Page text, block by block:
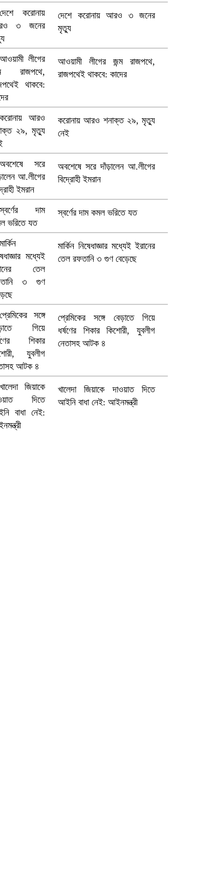
হলিউডে নতুন প্রেমের গুঞ্জন
দেশে করোনায় আরও ৩ জনের
মৃত্যু
আওয়ামী লীগের জন্ম রাজপথে,
রাজপথেই থাকবে: কাদের
করোনায় আরও শনাক্ত ২৯, মৃত্যু
নেই
অবশেষে সরে দাঁড়ালেন আ.লীগের
বিদ্রোহী ইমরান
স্বর্ণের দাম কমল ভরিতে যত
মার্কিন নিষেধাজ্ঞার মধ্যেই ইরানের
তেল রফতানি ৩ গুণ বেড়েছে
প্রেমিকের সঙ্গে বেড়াতে গিয়ে
ধর্ষণের শিকার কিশোরী, যুবলীগ
নেতাসহ আটক ৪
খালেদা জিয়াকে দাওয়াত দিতে
আইনি বাধা নেই: আইনমন্ত্রী